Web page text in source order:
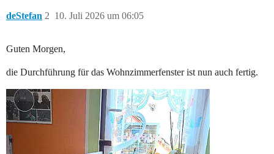
deStefan 10. Juli 2026 um 06:05
2
Guten Morgen,
die Durchführung für das Wohnzimmerfenster ist nun auch fertig.